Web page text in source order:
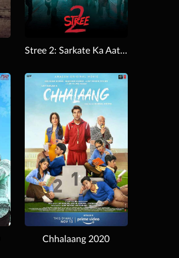
Stree 2: Sarkate Ka Aatank 2024
Chhalaang 2020